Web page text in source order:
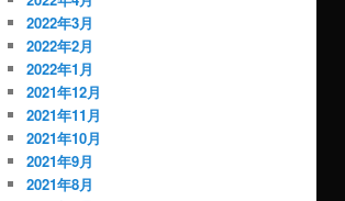
2022年3月
2022年2月
2022年1月
2021年12月
2021年11月
2021年10月
2021年9月
2021年8月